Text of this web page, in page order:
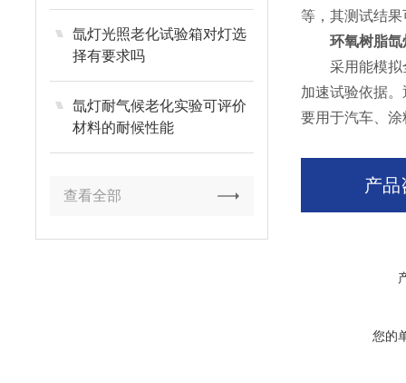
性能
氙灯光照老化试验箱对灯选
择有要求吗
氙灯耐气候老化实验可评价
材料的耐候性能
查看全部
等，其测试结
环氧树脂
采用能模拟全
加速试验依据
要用于汽车、
产品
您的